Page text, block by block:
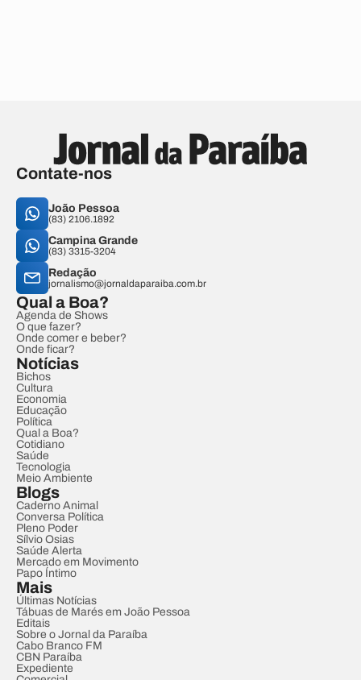
Contate-nos
João Pessoa
(83) 2106.1892
Campina Grande
(83) 3315-3204
Redação
jornalismo@jornaldaparaiba.com.br
Qual a Boa?
Agenda de Shows
O que fazer?
Onde comer e beber?
Onde ficar?
Notícias
Bichos
Cultura
Economia
Educação
Política
Qual a Boa?
Cotidiano
Saúde
Tecnologia
Meio Ambiente
Blogs
Caderno Animal
Conversa Política
Pleno Poder
Sílvio Osias
Saúde Alerta
Mercado em Movimento
Papo Íntimo
Mais
Últimas Notícias
Tábuas de Marés em João Pessoa
Editais
Sobre o Jornal da Paraíba
Cabo Branco FM
CBN Paraíba
Expediente